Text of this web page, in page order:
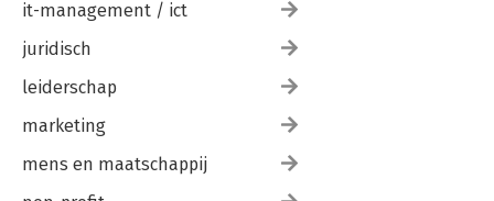
it-management / ict
juridisch
leiderschap
marketing
mens en maatschappij